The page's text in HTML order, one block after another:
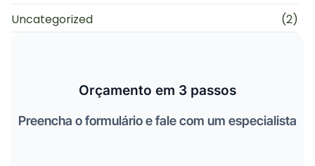
Uncategorized
(2)
Orçamento em 3 passos
Preencha o formulário e fale com um especialista